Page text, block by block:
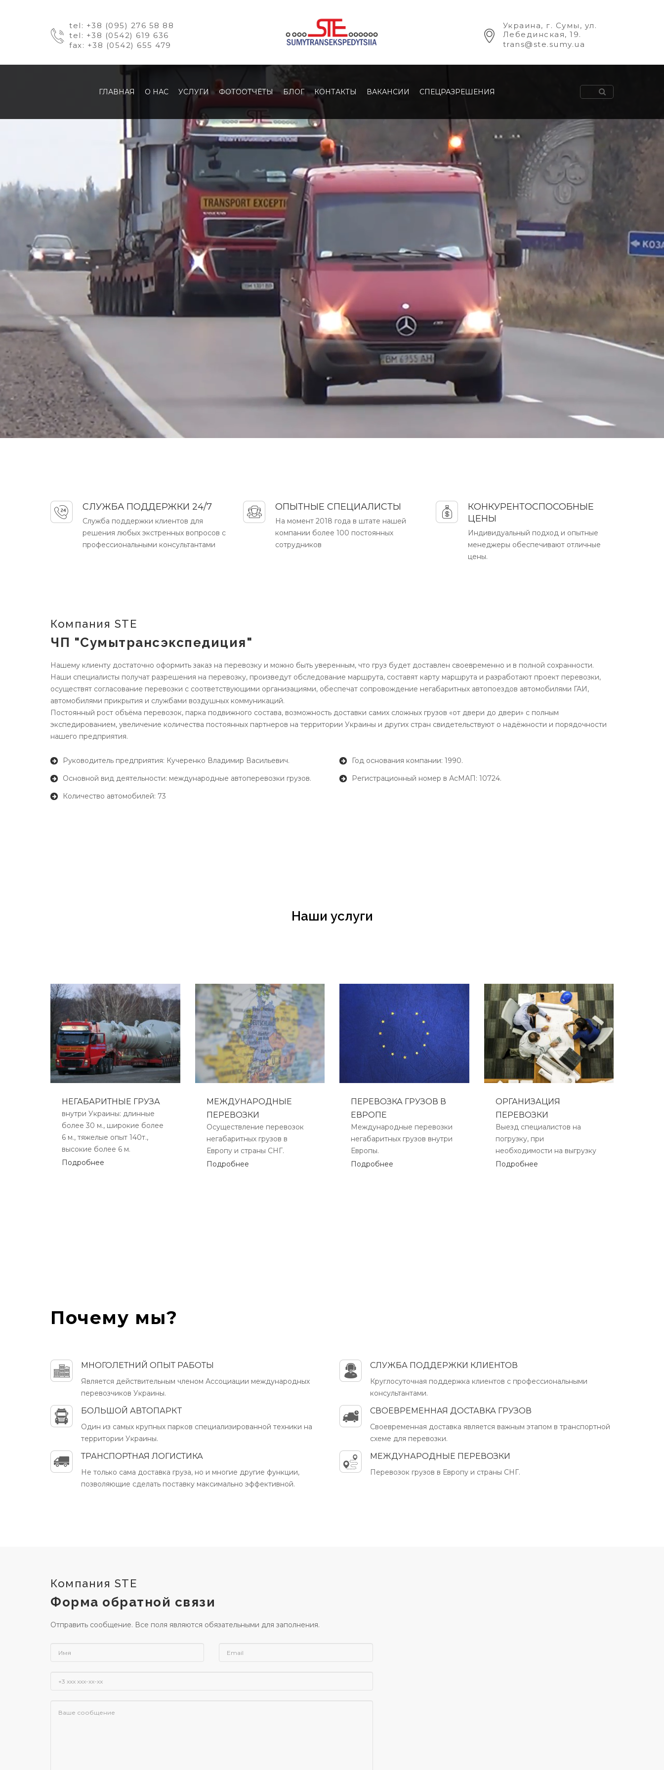
tel: +38 (095) 276 58 88
tel: +38 (0542) 619 636
fax: +38 (0542) 655 479
Украина, г. Сумы, ул.
Лебединская, 19.
trans@ste.sumy.ua
ГЛАВНАЯ О НАС УСЛУГИ ФОТООТЧЁТЫ БЛОГ КОНТАКТЫ ВАКАНСИИ СПЕЦРАЗРЕШЕНИЯ
СЛУЖБА ПОДДЕРЖКИ 24/7
Служба поддержки клиентов для
решения любых экстренных вопросов с
профессиональными консультантами
ОПЫТНЫЕ СПЕЦИАЛИСТЫ
На момент 2018 года в штате нашей
компании более 100 постоянных
сотрудников
КОНКУРЕНТОСПОСОБНЫЕ
ЦЕНЫ
Индивидуальный подход и опытные
менеджеры обеспечивают отличные
цены.
Компания STE
ЧП "Сумытрансэкспедиция"
Нашему клиенту достаточно оформить заказ на перевозку и можно быть уверенным, что груз будет доставлен своевременно и в полной сохранности.
Наши специалисты получат разрешения на перевозку, произведут обследование маршрута, составят карту маршрута и разработают проект перевозки,
осуществят согласование перевозки с соответствующими организациями, обеспечат сопровождение негабаритных автопоездов автомобилями ГАИ,
автомобилями прикрытия и службами воздушных коммуникаций.
Постоянный рост объёма перевозок, парка подвижного состава, возможность доставки самих сложных грузов «от двери до двери» с полным
экспедированием, увеличение количества постоянных партнеров на территории Украины и других стран свидетельствуют о надёжности и порядочности
нашего предприятия.
Руководитель предприятия: Кучеренко Владимир Васильевич.
Основной вид деятельности: международные автоперевозки грузов.
Количество автомобилей: 73
Год основания компании: 1990.
Регистрационный номер в АсМАП: 10724.
Наши услуги
НЕГАБАРИТНЫЕ ГРУЗА
внутри Украины: длинные
более 30 м., широкие более
6 м., тяжелые опыт 140т.,
высокие более 6 м.
Подробнее
МЕЖДУНАРОДНЫЕ
ПЕРЕВОЗКИ
Осуществление перевозок
негабаритных грузов в
Европу и страны СНГ.
Подробнее
ПЕРЕВОЗКА ГРУЗОВ В
ЕВРОПЕ
Международные перевозки
негабаритных грузов внутри
Европы.
Подробнее
ОРГАНИЗАЦИЯ
ПЕРЕВОЗКИ
Выезд специалистов на
погрузку, при
необходимости на выгрузку
Подробнее
Почему мы?
МНОГОЛЕТНИЙ ОПЫТ РАБОТЫ
Является действительным членом Ассоциации международных
перевозчиков Украины.
БОЛЬШОЙ АВТОПАРКT
Один из самых крупных парков специализированной техники на
территории Украины.
ТРАНСПОРТНАЯ ЛОГИСТИКА
Не только сама доставка груза, но и многие другие функции,
позволяющие сделать поставку максимально эффективной.
СЛУЖБА ПОДДЕРЖКИ КЛИЕНТОВ
Круглосуточная поддержка клиентов с профессиональными
консультантами.
СВОЕВРЕМЕННАЯ ДОСТАВКА ГРУЗОВ
Своевременная доставка является важным этапом в транспортной
схеме для перевозки.
МЕЖДУНАРОДНЫЕ ПЕРЕВОЗКИ
Перевозок грузов в Европу и страны СНГ.
Компания STE
Форма обратной связи
Отправить сообщение. Все поля являются обязательными для заполнения.